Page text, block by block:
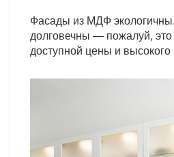
Фасады из МДФ
долговечны — пожалуй,
доступной цены и высокого